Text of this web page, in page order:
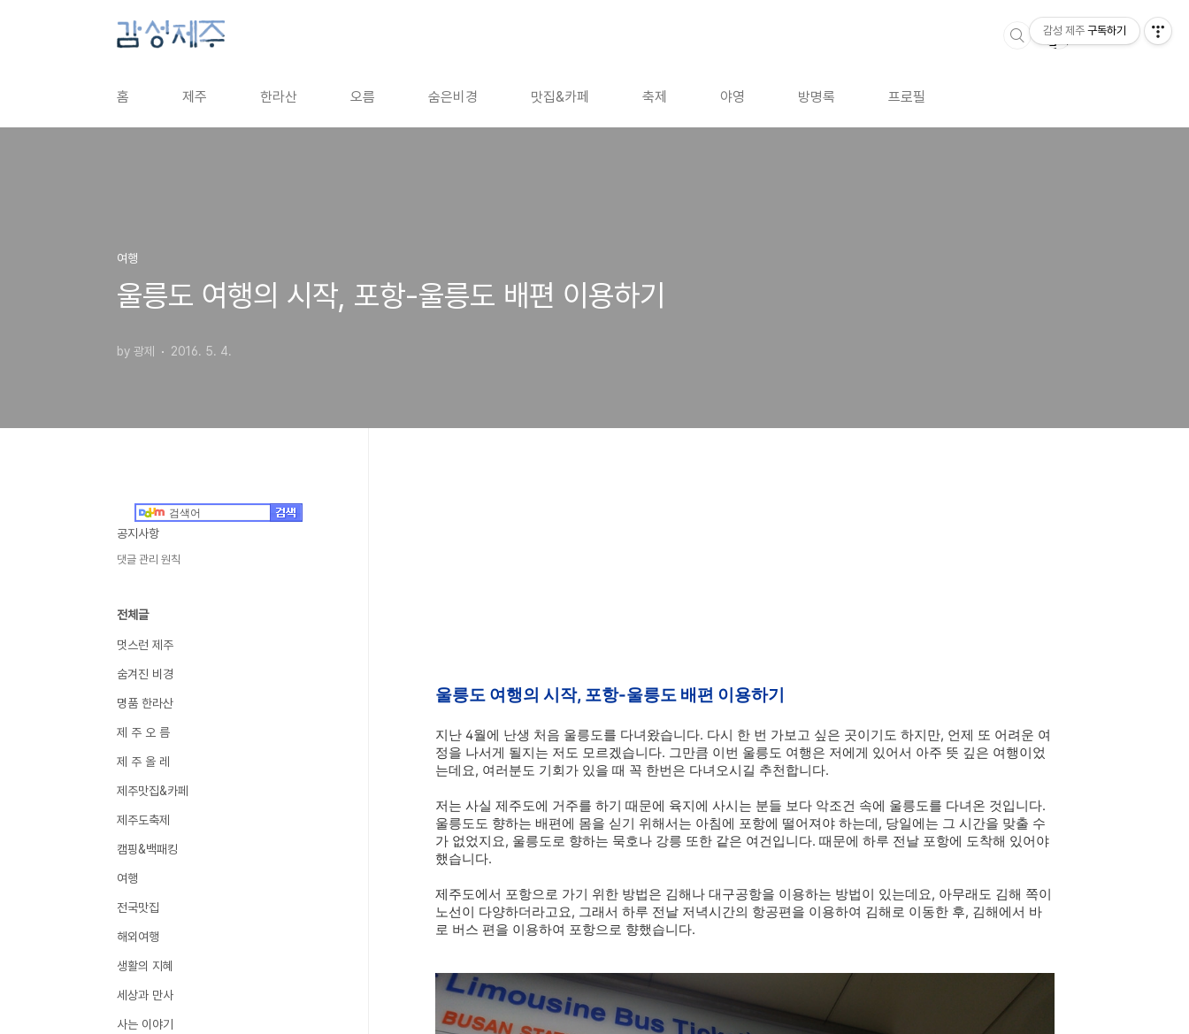
홈 제주 한라산 오름 숨은비경 맛집&카페 축제 야영 방명록 프로필
여행
울릉도 여행의 시작, 포항-울릉도 배편 이용하기
by 광제 2016. 5. 4.
울릉도 여행의 시작, 포항-울릉도 배편 이용하기
지난 4월에 난생 처음 울릉도를 다녀왔습니다. 다시 한 번 가보고 싶은 곳이기도 하지만, 언제 또 어려운 여
정을 나서게 될지는 저도 모르겠습니다. 그만큼 이번 울릉도 여행은 저에게 있어서 아주 뜻 깊은 여행이었
는데요, 여러분도 기회가 있을 때 꼭 한번은 다녀오시길 추천합니다.
저는 사실 제주도에 거주를 하기 때문에 육지에 사시는 분들 보다 악조건 속에 울릉도를 다녀온 것입니다.
울릉도도 향하는 배편에 몸을 싣기 위해서는 아침에 포항에 떨어져야 하는데, 당일에는 그 시간을 맞출 수
가 없었지요, 울릉도로 향하는 묵호나 강릉 또한 같은 여건입니다. 때문에 하루 전날 포항에 도착해 있어야
했습니다.
제주도에서 포항으로 가기 위한 방법은 김해나 대구공항을 이용하는 방법이 있는데요, 아무래도 김해 쪽이
노선이 다양하더라고요, 그래서 하루 전날 저녁시간의 항공편을 이용하여 김해로 이동한 후, 김해에서 바
로 버스 편을 이용하여 포항으로 향했습니다.
공지사항
댓글 관리 원칙
전체글
멋스런 제주
숨겨진 비경
명품 한라산
제 주 오 름
제 주 올 레
제주맛집&카페
제주도축제
캠핑&백패킹
여행
전국맛집
해외여행
생활의 지혜
세상과 만사
사는 이야기
감성 제주 구독하기